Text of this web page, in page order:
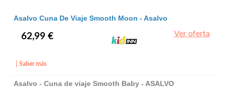
Asalvo Cuna De Viaje Smooth Moon - Asalvo
Saber más
62,99 € Ver oferta
Asalvo - Cuna de viaje Smooth Baby - ASALVO